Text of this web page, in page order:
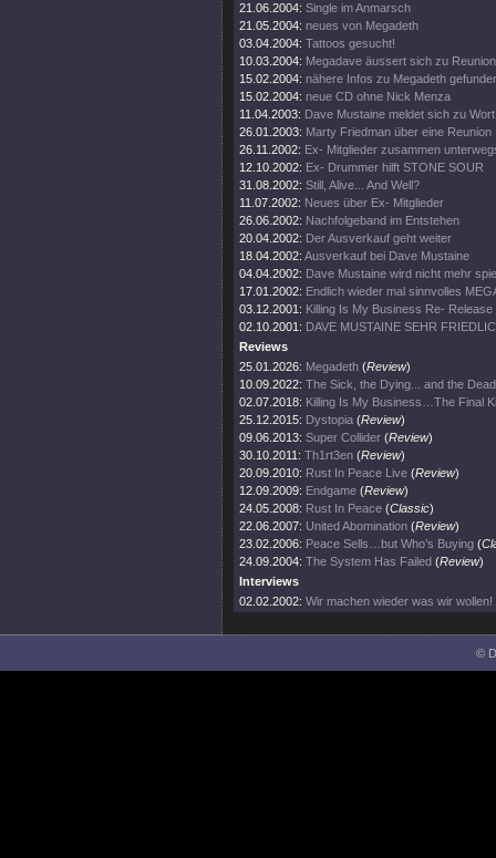
21.06.2004: Single im Anmarsch
21.05.2004: neues von Megadeth
03.04.2004: Tattoos gesucht!
10.03.2004: Megadave äussert sich zu Reunion
15.02.2004: nähere Infos zu Megadeth
15.02.2004: neue CD ohne Nick Menza
11.04.2003: Dave Mustaine meldet sich zu Wort
26.01.2003: Marty Friedman über eine Reunion
26.11.2002: Ex- Mitglieder zusammen
12.10.2002: Ex- Drummer hilft STONE SOUR
31.08.2002: Still, Alive... And Well?
11.07.2002: Neues über Ex- Mitglieder
26.06.2002: Nachfolgeband im Entstehen
20.04.2002: Der Ausverkauf geht weiter
18.04.2002: Ausverkauf bei Dave Mustaine
04.04.2002: Dave Mustaine wird nicht mehr
17.01.2002: Endlich wieder mal sinnvolles
03.12.2001: Killing Is My Business Re- Release
02.10.2001: DAVE MUSTAINE SEHR
Reviews
25.01.2026: Megadeth (Review)
10.09.2022: The Sick, the Dying... and the
02.07.2018: Killing Is My Business…The Final
25.12.2015: Dystopia (Review)
09.06.2013: Super Collider (Review)
30.10.2011: Th1rt3en (Review)
20.09.2010: Rust In Peace Live (Review)
12.09.2009: Endgame (Review)
24.05.2008: Rust In Peace (Classic)
22.06.2007: United Abomination (Review)
23.02.2006: Peace Sells…but Who’s Buying (
24.09.2004: The System Has Failed (Review)
Interviews
02.02.2002: Wir machen wieder was wir wollen!
©